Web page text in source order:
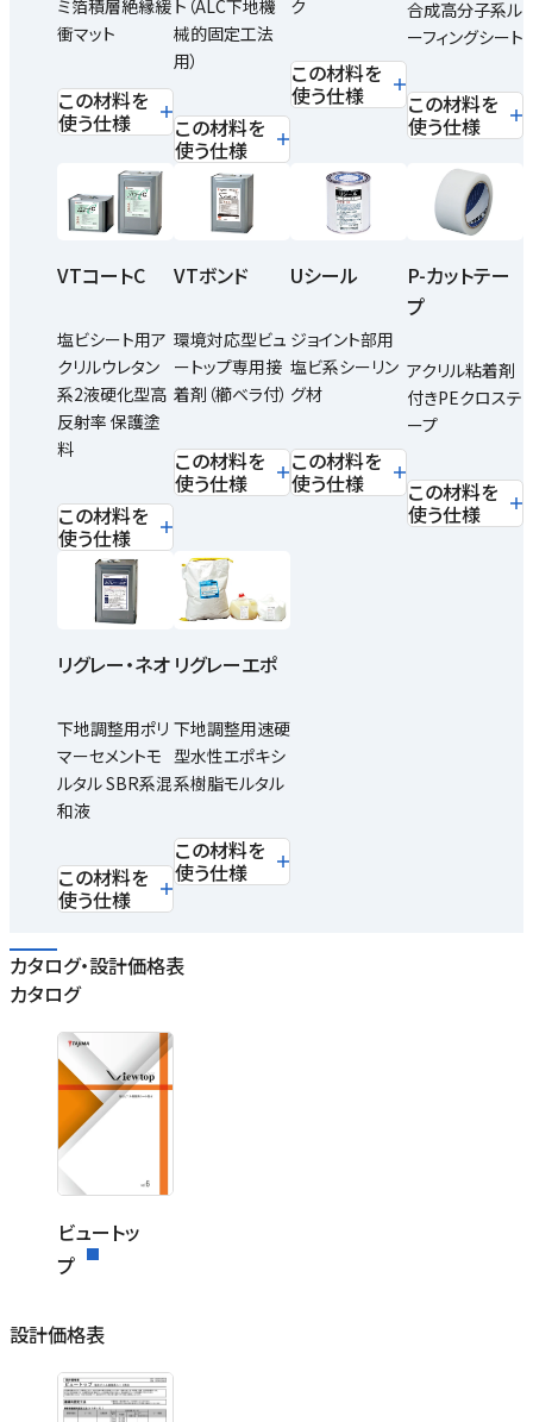
ミ箔積層絶縁緩
衝マット
この材料を
使う仕様
ト（ALC下地機
械的固定工法
用）
この材料を
使う仕様
ク
この材料を
使う仕様
合成高分子系ル
ーフィングシート
この材料を
使う仕様
VTコートC
塩ビシート用ア
クリルウレタン
系2液硬化型高
反射率 保護塗
料
この材料を
使う仕様
VTボンド
環境対応型ビュ
ートップ専用接
着剤（櫛ベラ付）
この材料を
使う仕様
Uシール
ジョイント部用
塩ビ系シーリン
グ材
この材料を
使う仕様
P-カットテー
プ
アクリル粘着剤
付きPEクロステ
ープ
この材料を
使う仕様
リグレー・ネオ
下地調整用ポリ
マーセメントモ
ルタル SBR系混
和液
この材料を
使う仕様
リグレーエポ
下地調整用速硬
型水性エポキシ
系樹脂モルタル
この材料を
使う仕様
カタログ・設計価格表
カタログ
ビュートッ
プ
設計価格表